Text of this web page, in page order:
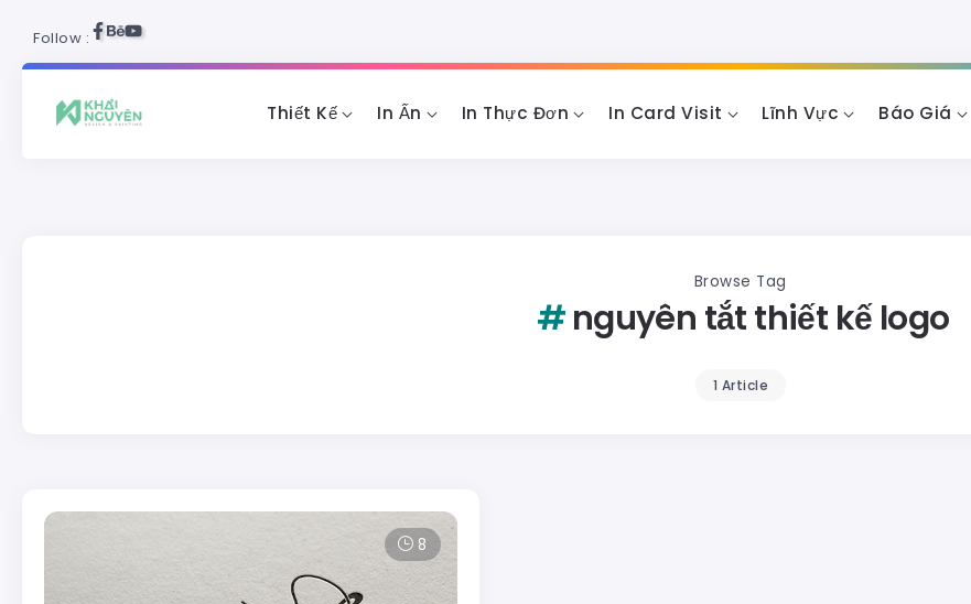
Follow :
Thiết Kế In Ấn In Thực Đơn In Card Visit Lĩnh Vực Báo Giá
Browse Tag
nguyên tắt thiết kế logo
1 Article
8